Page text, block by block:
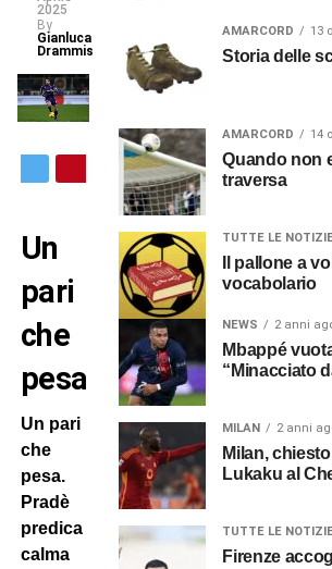
2025
By
Gianluca
Drammis
Un
pari
che
pesa
Un pari
che
pesa.
Pradè
predica
calma
AMARCORD 13
Storia delle
AMARCORD 14
Quando non
traversa
TUTTE LE
Il pallone a
vocabolario
NEWS 2 anni
Mbappé
“Minacciato
MILAN 2 anni
Milan,
Lukaku al
TUTTE LE
Firenze